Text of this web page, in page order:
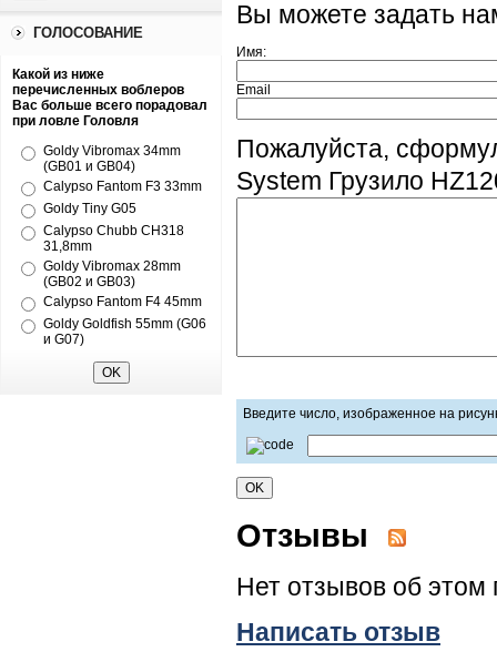
ГОЛОСОВАНИЕ
Какой из ниже
перечисленных воблеров
Вас больше всего порадовал
при ловле Головля
Goldy Vibromax 34mm
(GB01 и GB04)
Calypso Fantom F3 33mm
Goldy Tiny G05
Calypso Chubb CH318
31,8mm
Goldy Vibromax 28mm
(GB02 и GB03)
Calypso Fantom F4 45mm
Goldy Goldfish 55mm (G06
и G07)
Вы можете задать
Имя:
Email
Пожалуйста,
System Грузилo
Введите число, изображенное на
Отзывы
Нет отзывов об этом
Написать отзыв